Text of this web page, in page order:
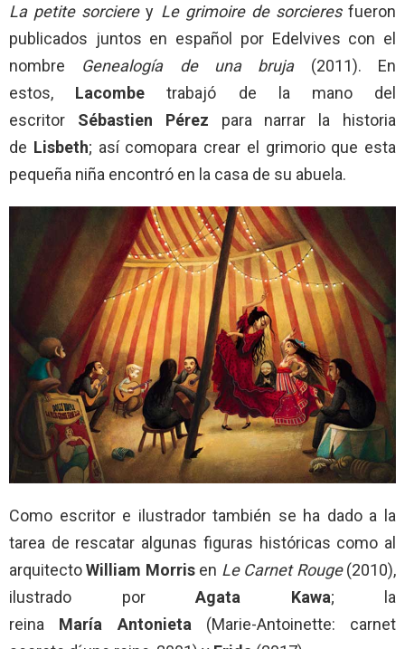
La petite sorcierey Le grimoire de sorcieres fueron
publicados juntos en español por Edelvives con el
nombre Genealogía de una bruja (2011). En
estos, Lacombe trabajó de la mano del
escritor Sébastien Pérez para narrar la historia
de Lisbeth; así comopara crear el grimorio que esta
pequeña niña encontró en la casa de su abuela.
Como escritor e ilustrador también se ha dado a la
tarea de rescatar algunas figuras históricas como al
arquitectoWilliam Morrisen Le Carnet Rouge(2010),
ilustrado por Agata Kawa; la
reina María Antonieta (Marie-Antoinette: carnet